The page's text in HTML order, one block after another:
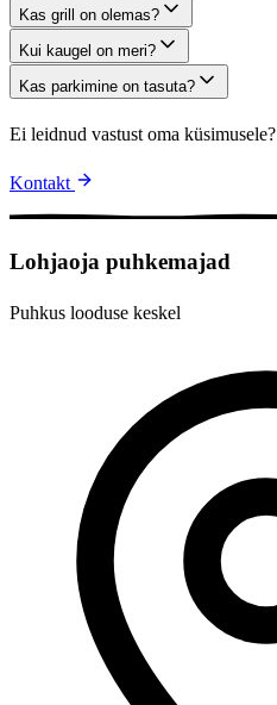
Kas grill on olemas?
Kui kaugel on meri?
Kas parkimine on tasuta?
Ei leidnud vastust oma küsimusele?
Kontakt
Lohjaoja puhkemajad
Puhkus looduse keskel